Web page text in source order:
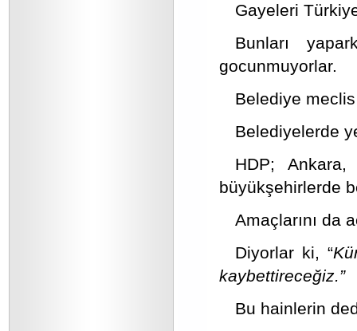
Gayeleri
Bunları
gocunmuyorlar.
Belediye
Belediyelerde
HDP;
büyükşehirlerde
Amaçlarını da
Diyorlar ki, “
kaybettireceğiz.”
Bu hainlerin